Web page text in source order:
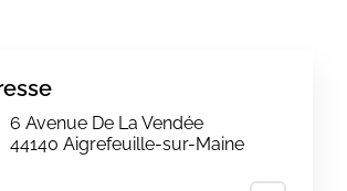
6 Avenue De La Vendée
44140 Aigrefeuille-sur-Maine